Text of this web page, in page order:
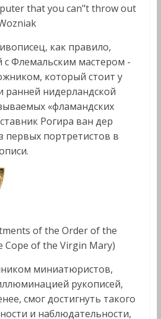
that you can"t throw out
как правило,
Флемальским мастером -
который стоит у
ранней нидерландской
«фламандских
Рогира ван дер
первых портретистов в
of the Order of the
Cope of the Virgin Mary)
миниатюристов,
рукописей,
смог достигнуть такого
и наблюдательности,